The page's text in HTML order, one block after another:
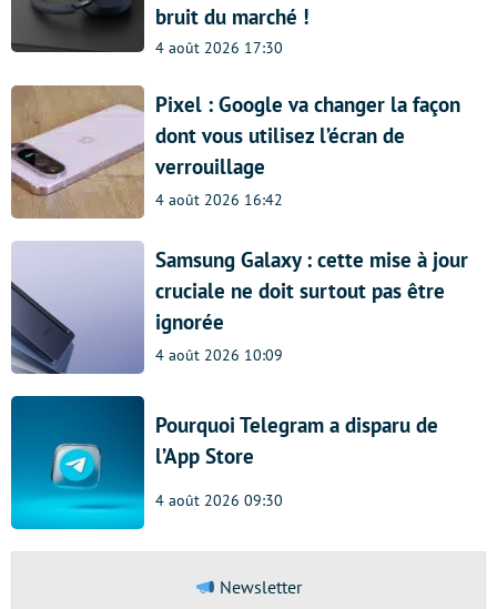
bruit du marché !
4 août 2026 17:30
Pixel : Google va changer la façon
dont vous utilisez l’écran de
verrouillage
4 août 2026 16:42
Samsung Galaxy : cette mise à jour
cruciale ne doit surtout pas être
ignorée
4 août 2026 10:09
Pourquoi Telegram a disparu de
l’App Store
4 août 2026 09:30
Newsletter